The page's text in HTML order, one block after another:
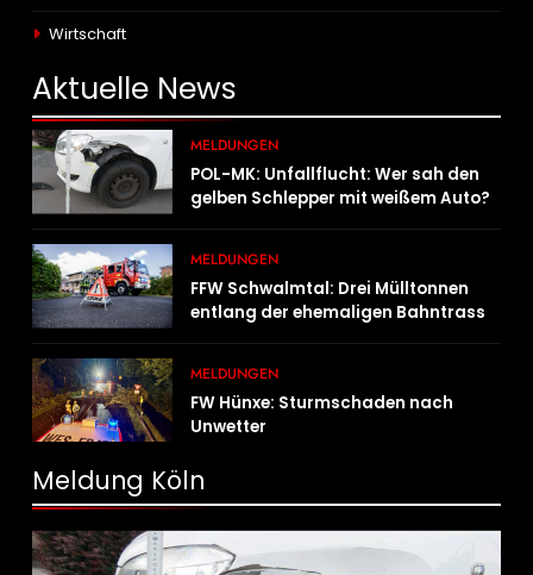
Wirtschaft
Aktuelle News
MELDUNGEN
POL-MK: Unfallflucht: Wer sah den
gelben Schlepper mit weißem Auto?
MELDUNGEN
FFW Schwalmtal: Drei Mülltonnen
entlang der ehemaligen Bahntrasse
MELDUNGEN
FW Hünxe: Sturmschaden nach
Unwetter
Meldung Köln